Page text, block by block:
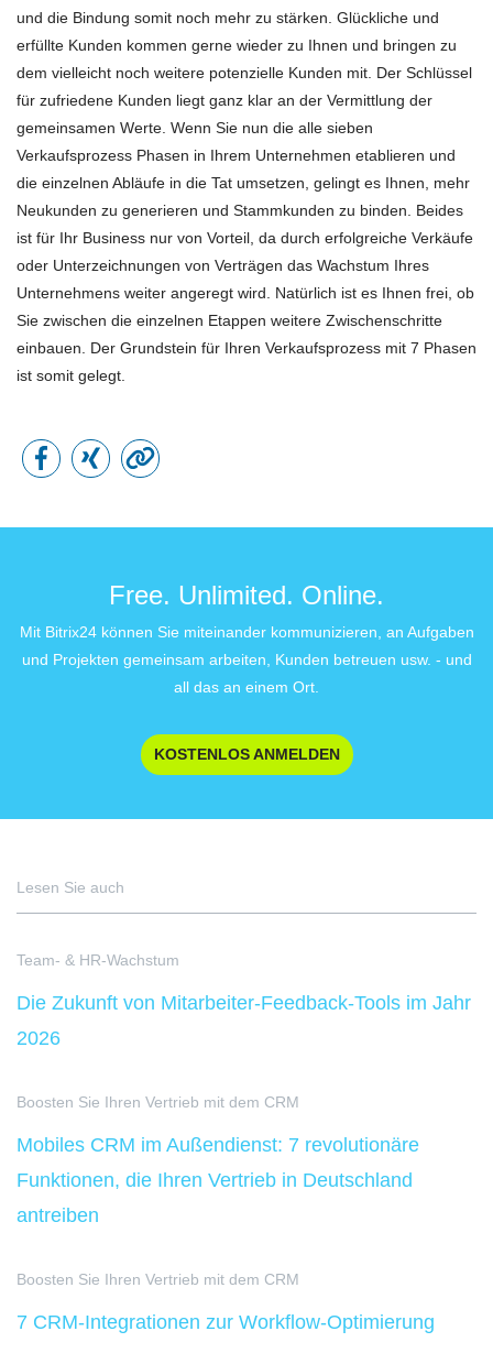
und die Bindung somit noch mehr zu stärken. Glückliche und
erfüllte Kunden kommen gerne wieder zu Ihnen und bringen zu
dem vielleicht noch weitere potenzielle Kunden mit. Der Schlüssel
für zufriedene Kunden liegt ganz klar an der Vermittlung der
gemeinsamen Werte. Wenn Sie nun die alle sieben
Verkaufsprozess Phasen in Ihrem Unternehmen etablieren und
die einzelnen Abläufe in die Tat umsetzen, gelingt es Ihnen, mehr
Neukunden zu generieren und Stammkunden zu binden. Beides
ist für Ihr Business nur von Vorteil, da durch erfolgreiche Verkäufe
oder Unterzeichnungen von Verträgen das Wachstum Ihres
Unternehmens weiter angeregt wird. Natürlich ist es Ihnen frei, ob
Sie zwischen die einzelnen Etappen weitere Zwischenschritte
einbauen. Der Grundstein für Ihren Verkaufsprozess mit 7 Phasen
ist somit gelegt.
Free. Unlimited. Online.
Mit Bitrix24 können Sie miteinander kommunizieren, an Aufgaben
und Projekten gemeinsam arbeiten, Kunden betreuen usw. - und
all das an einem Ort.
KOSTENLOS ANMELDEN
Lesen Sie auch
Team- & HR-Wachstum
Die Zukunft von Mitarbeiter-Feedback-Tools im Jahr
2026
Boosten Sie Ihren Vertrieb mit dem CRM
Mobiles CRM im Außendienst: 7 revolutionäre
Funktionen, die Ihren Vertrieb in Deutschland
antreiben
Boosten Sie Ihren Vertrieb mit dem CRM
7 CRM-Integrationen zur Workflow-Optimierung